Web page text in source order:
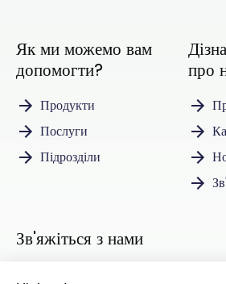
Як ми можемо вам
допомогти?
Продукти
Послуги
Підрозділи
про
Зв'яжіться з нами